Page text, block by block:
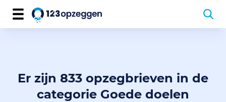
Er zijn 833 opzegbrieven in de
categorie Goede doelen